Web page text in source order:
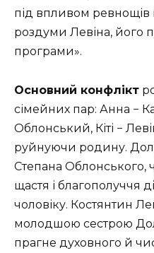
під впливом
роздуми Левіна, його
програми».
Основний конфлікт
сімейних пар: Анна −
Облонський, Кіті −
руйнуючи родину.
Степана Облонського,
щастя і благополуччя
чоловіку. Костянтин
молодшою сестрою
прагне духовного й